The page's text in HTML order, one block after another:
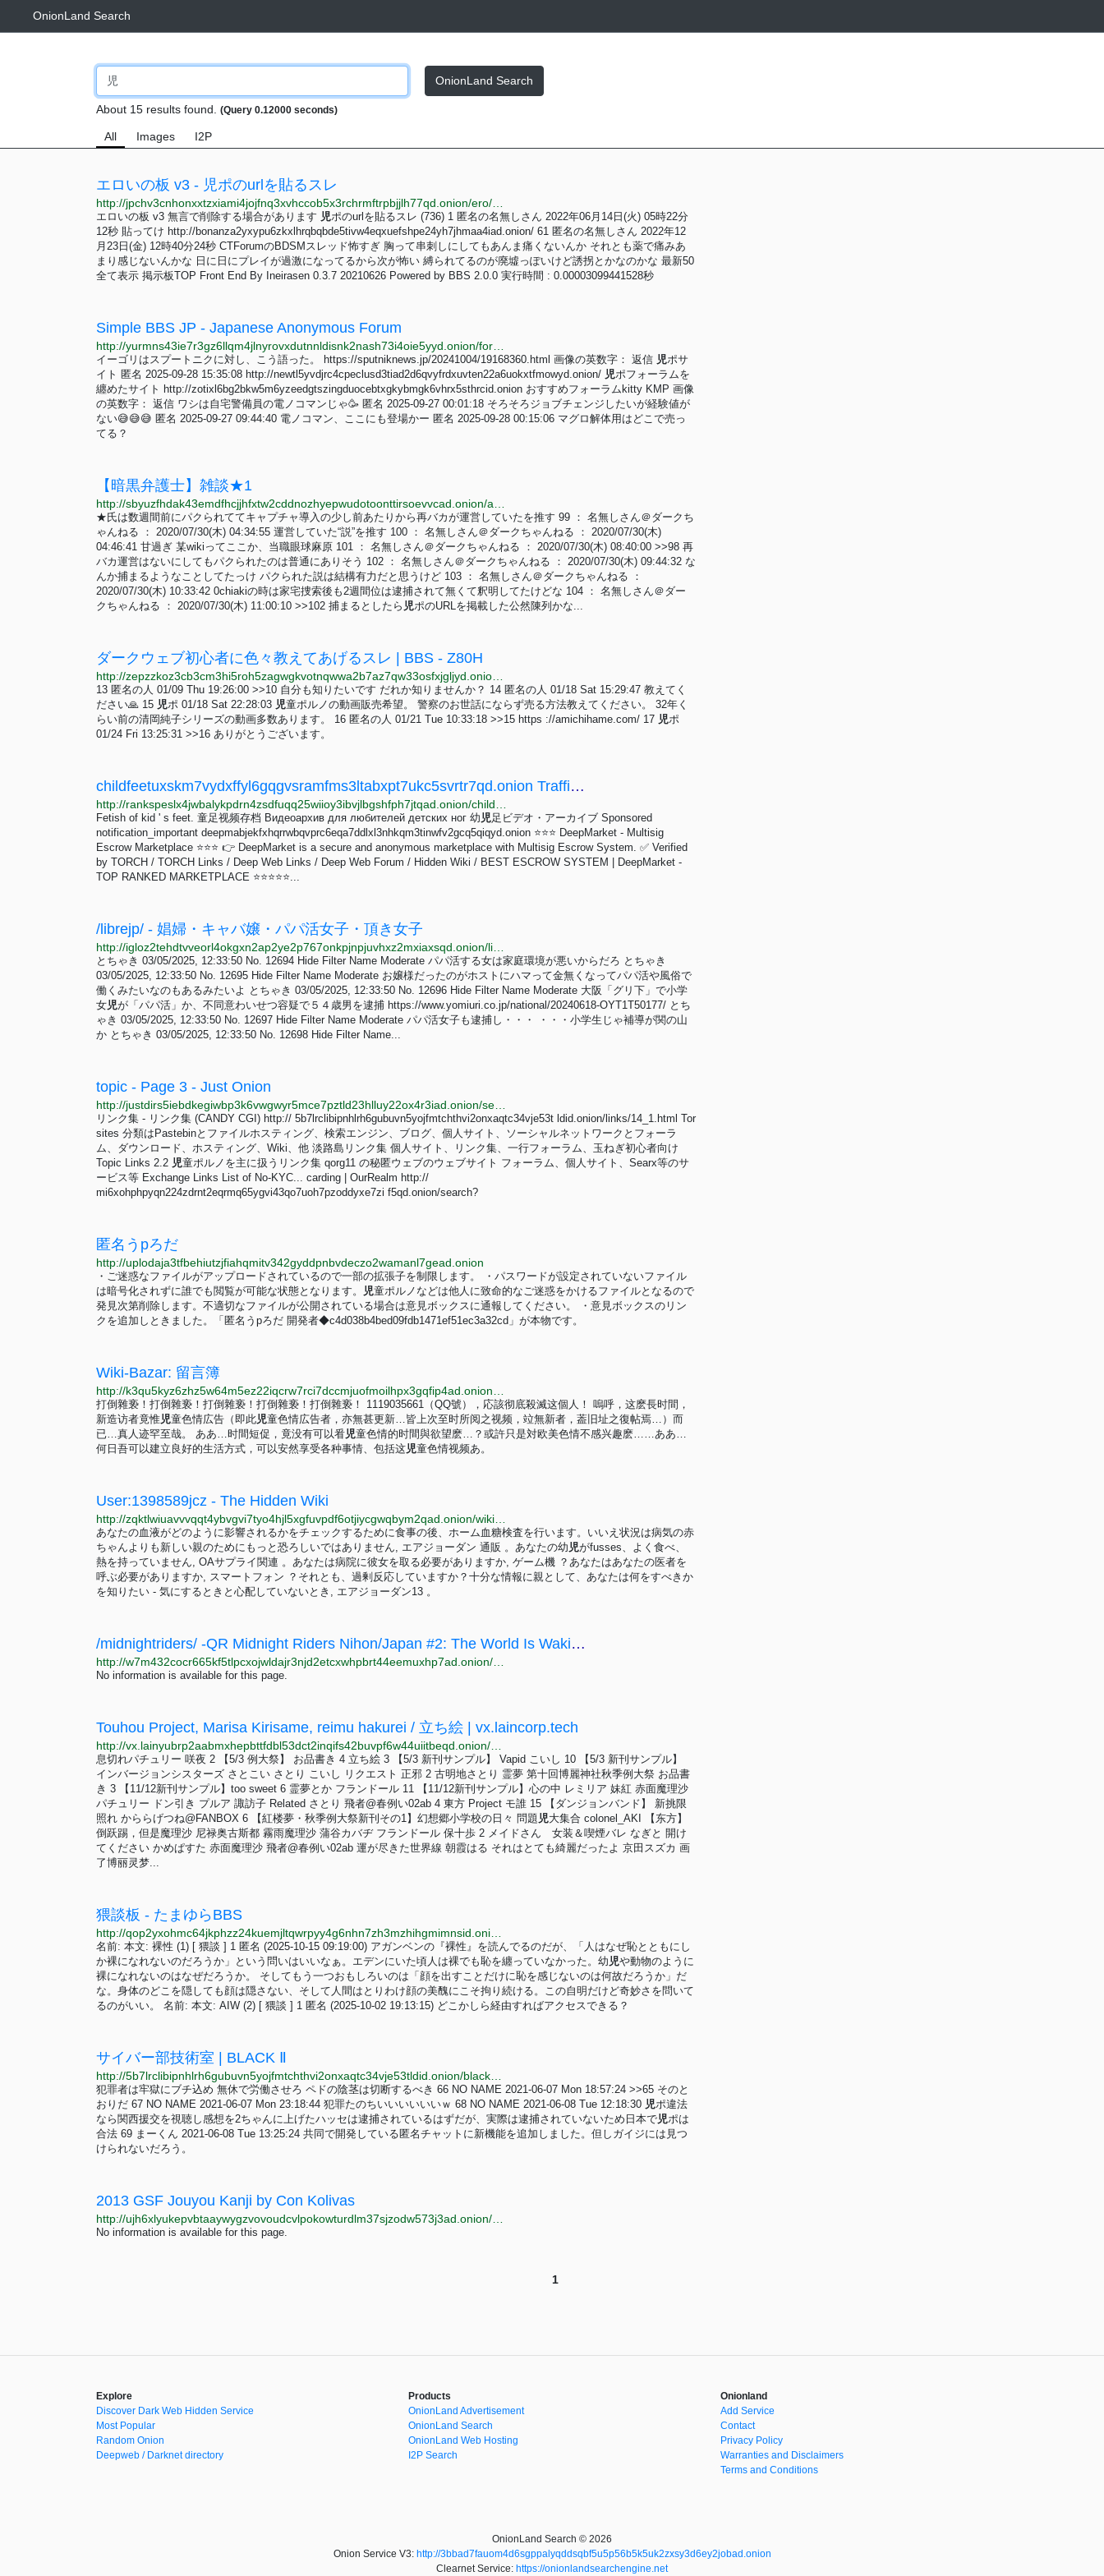
OnionLand Search
OnionLand Search
About 15 results found. (Query 0.12000 seconds)
All Images I2P
エロいの板 v3 - 児ポのurlを貼るスレ
エロいの板 v3 無言で削除する場合があります 児ポのurlを貼るスレ (736) 1 匿名の名無しさん 2022年06月14日(火) 05時22分
12秒 貼ってけ http://bonanza2yxypu6zkxlhrqbqbde5tivw4eqxuefshpe24yh7jhmaa4iad.onion/ 61 匿名の名無しさん 2022年12
月23日(金) 12時40分24秒 CTForumのBDSMスレッド怖すぎ 胸って串刺しにしてもあんま痛くないんか それとも薬で痛みあ
まり感じないんかな 日に日にプレイが過激になってるから次が怖い 縛られてるのが廃墟っぽいけど誘拐とかなのかな 最新50
全て表示 掲示板TOP Front End By Ineirasen 0.3.7 20210626 Powered by BBS 2.0.0 実行時間 : 0.00003099441528秒
Simple BBS JP - Japanese Anonymous Forum
イーゴリはスプートニクに対し、こう語った。 https://sputniknews.jp/20241004/19168360.html 画像の英数字： 返信 児ポサ
イト 匿名 2025-09-28 15:35:08 http://newtl5yvdjrc4cpeclusd3tiad2d6qvyfrdxuvten22a6uokxtfmowyd.onion/ 児ポフォーラムを
纏めたサイト http://zotixl6bg2bkw5m6yzeedgtszingduocebtxgkybmgk6vhrx5sthrcid.onion おすすめフォーラムkitty KMP 画像
の英数字： 返信 ワシは自宅警備員の電ノコマンじゃ🥳 匿名 2025-09-27 00:01:18 そろそろジョブチェンジしたいが経験値が
ない😅😅😅 匿名 2025-09-27 09:44:40 電ノコマン、ここにも登場かー 匿名 2025-09-28 00:15:06 マグロ解体用はどこで売っ
てる？
【暗黒弁護士】雑談★1
★氏は数週間前にパクられててキャプチャ導入の少し前あたりから再バカが運営していたを推す 99 ： 名無しさん＠ダークち
ゃんねる ： 2020/07/30(木) 04:34:55 運営していた“説”を推す 100 ： 名無しさん＠ダークちゃんねる ： 2020/07/30(木)
04:46:41 甘過ぎ 某wikiってここか、当職眼球麻原 101 ： 名無しさん＠ダークちゃんねる ： 2020/07/30(木) 08:40:00 >>98 再
バカ運営はないにしてもパクられたのは普通にありそう 102 ： 名無しさん＠ダークちゃんねる ： 2020/07/30(木) 09:44:32 な
んか捕まるようなことしてたっけ パクられた説は結構有力だと思うけど 103 ： 名無しさん＠ダークちゃんねる ：
2020/07/30(木) 10:33:42 0chiakiの時は家宅捜索後も2週間位は逮捕されて無くて釈明してたけどな 104 ： 名無しさん＠ダー
クちゃんねる ： 2020/07/30(木) 11:00:10 >>102 捕まるとしたら 児ポのURLを掲載した公然陳列かな...
ダークウェブ初心者に色々教えてあげるスレ | BBS - Z80H
13 匿名の人 01/09 Thu 19:26:00 >>10 自分も知りたいです だれか知りませんか？ 14 匿名の人 01/18 Sat 15:29:47 教えてく
ださい🙏 15 児ポ 01/18 Sat 22:28:03 児童ポルノの動画販売希望。 警察のお世話にならず売る方法教えてください。 32年く
らい前の清岡純子シリーズの動画多数あります。 16 匿名の人 01/21 Tue 10:33:18 >>15 https ://amichihame.com/ 17 児ポ
01/24 Fri 13:25:31 >>16 ありがとうございます。
childfeetuxskm7vydxffyl6gqgvsramfms3ltabxpt7ukc5svrtr7qd.onion Traffic ranking
Fetish of kid ' s feet. 童足视频存档 Видеоархив для любителей детских ног 幼 児足ビデオ・アーカイブ Sponsored
notification_important deepmabjekfxhqrrwbqvprc6eqa7ddlxl3nhkqm3tinwfv2gcq5qiqyd.onion ⭐⭐⭐ DeepMarket - Multisig
Escrow Marketplace ⭐⭐⭐ 👉 DeepMarket is a secure and anonymous marketplace with Multisig Escrow System. ✅ Verified
by TORCH / TORCH Links / Deep Web Links / Deep Web Forum / Hidden Wiki / BEST ESCROW SYSTEM | DeepMarket -
TOP RANKED MARKETPLACE ⭐⭐⭐⭐⭐...
/librejp/ - 娼婦・キャバ嬢・パパ活女子・頂き女子
とちゃき 03/05/2025, 12:33:50 No. 12694 Hide Filter Name Moderate パパ活する女は家庭環境が悪いからだろ とちゃき
03/05/2025, 12:33:50 No. 12695 Hide Filter Name Moderate お嬢様だったのがホストにハマって金無くなってパパ活や風俗で
働くみたいなのもあるみたいよ とちゃき 03/05/2025, 12:33:50 No. 12696 Hide Filter Name Moderate 大阪「グリ下」で小学
女児が「パパ活」か、不同意わいせつ容疑で５４歳男を逮捕 https://www.yomiuri.co.jp/national/20240618-OYT1T50177/ とち
ゃき 03/05/2025, 12:33:50 No. 12697 Hide Filter Name Moderate パパ活女子も逮捕し・・・ ・・・小学生じゃ補導が関の山
か とちゃき 03/05/2025, 12:33:50 No. 12698 Hide Filter Name...
topic - Page 3 - Just Onion
リンク集 - リンク集 (CANDY CGI) http:// 5b7lrclibipnhlrh6gubuvn5yojfmtchthvi2onxaqtc34vje53t ldid.onion/links/14_1.html Tor
sites 分類はPastebinとファイルホスティング、検索エンジン、ブログ、個人サイト、ソーシャルネットワークとフォーラ
ム、ダウンロード、ホスティング、Wiki、他 淡路島リンク集 個人サイト、リンク集、一行フォーラム、玉ねぎ初心者向け
Topic Links 2.2 児童ポルノを主に扱うリンク集 qorg11 の秘匿ウェブのウェブサイト フォーラム、個人サイト、Searx等のサ
ービス等 Exchange Links List of No-KYC... carding | OurRealm http://
mi6xohphpyqn224zdrnt2eqrmq65ygvi43qo7uoh7pzoddyxe7zi f5qd.onion/search?
匿名うpろだ
http://uplodaja3tfbehiutzjfiahqmitv342gyddpnbvdeczo2wamanl7gead.onion
・ご迷惑なファイルがアップロードされているので一部の拡張子を制限します。 ・パスワードが設定されていないファイル
は暗号化されずに誰でも閲覧が可能な状態となります。
児童ポルノなどは他人に致命的なご迷惑をかけるファイルとなるので
発見次第削除します。不適切なファイルが公開されている場合は意見ボックスに通報してください。 ・意見ボックスのリン
クを追加しときました。「匿名うpろだ 開発者◆c4d038b4bed09fdb1471ef51ec3a32cd」が本物です。
Wiki-Bazar: 留言簿
打倒雜亵！打倒雜亵！打倒雜亵！打倒雜亵！打倒雜亵！ 1119035661（QQ號），応該彻底殺滅这個人！ 嗚呼，这麽長时間，
新造访者竟惟児童色情広告（即此児童色情広告者，亦無甚更新…皆上次至时所阅之视频，竝無新者，葢旧址之復帖焉…）而
已…真人迹罕至哉。 ああ…时間短促，竟没有可以㸔児童色情的时間與欲望麽…？或許只是対欧美色情不感兴趣麽……ああ…
何日吾可以建立良好的生活方式，可以安然享受各种事情、包括这児童色情视频あ。
User:1398589jcz - The Hidden Wiki
あなたの血液がどのように影響されるかをチェックするために食事の後、ホーム血糖検査を行います。いいえ状況は病気の赤
ちゃんよりも新しい親のためにもっと恐ろしいではありません, エアジョーダン 通販 。あなたの幼 児がfusses、よく食べ、
熱を持っていません, OAサプライ関連 。あなたは病院に彼女を取る必要がありますか, ゲーム機 ？あなたはあなたの医者を
呼ぶ必要がありますか, スマートフォン ？それとも、過剰反応していますか？十分な情報に親として、あなたは何をすべきか
を知りたい - 気にするときと心配していないとき, エアジョーダン13 。
/midnightriders/ -QR Midnight Riders Nihon/Japan #2: The World Is Waking Up Edition
No information is available for this page.
Touhou Project, Marisa Kirisame, reimu hakurei / 立ち絵 | vx.laincorp.tech
息切れパチュリー 咲夜 2 【5/3 例大祭】 お品書き 4 立ち絵 3 【5/3 新刊サンプル】 Vapid こいし 10 【5/3 新刊サンプル】
インバージョンシスターズ さとこい さとり こいし リクエスト 正邪 2 古明地さとり 霊夢 第十回博麗神社秋季例大祭 お品書
き 3 【11/12新刊サンプル】too sweet 6 霊夢とか フランドール 11 【11/12新刊サンプル】心の中 レミリア 妹紅 赤面魔理沙
パチュリー ドン引き プルア 諏訪子 Related さとり 飛者@春例い02ab 4 東方 Project モ誰 15 【ダンジョンバンド】 新挑限
照れ かららげつね@FANBOX 6 【紅楼夢・秋季例大祭新刊その1】幻想郷小学校の日々 問題 児大集合 colonel_AKI 【东方】
倒跃踢，但是魔理沙 尼禄奥古斯都 霧雨魔理沙 蒲谷カバヂ フランドール 保十歩 2 メイドさん 女装＆喫煙バレ なぎと 開け
てください かめぱすた 赤面魔理沙 飛者@春例い02ab 運が尽きた世界線 朝霞はる それはとても綺麗だったよ 京田スズカ 画
了博丽灵梦...
猥談板 - たまゆらBBS
名前: 本文: 裸性 (1) [ 猥談 ] 1 匿名 (2025-10-15 09:19:00) アガンベンの『裸性』を読んでるのだが、「人はなぜ恥とともにし
か裸になれないのだろうか」という問いはいいなぁ。エデンにいた頃人は裸でも恥を纏っていなかった。幼 児や動物のように
裸になれないのはなぜだろうか。 そしてもう一つおもしろいのは「顔を出すことだけに恥を感じないのは何故だろうか」だ
な。身体のどこを隠しても顔は隠さない、そして人間はとりわけ顔の美醜にこそ拘り続ける。この自明だけど奇妙さを問いて
るのがいい。 名前: 本文: AIW (2) [ 猥談 ] 1 匿名 (2025-10-02 19:13:15) どこかしら経由すればアクセスできる？
サイバー部技術室 | BLACK Ⅱ
犯罪者は牢獄にブチ込め 無休で労働させろ ペドの陰茎は切断するべき 66 NO NAME 2021-06-07 Mon 18:57:24 >>65 そのと
おりだ 67 NO NAME 2021-06-07 Mon 23:18:44 犯罪たのちいいいいいいｗ 68 NO NAME 2021-06-08 Tue 12:18:30 児ポ違法
なら関西援交を視聴し感想を2ちゃんに上げたハッセは逮捕されているはずだが、実際は逮捕されていないため日本で児ポは
合法 69 まーくん 2021-06-08 Tue 13:25:24 共同で開発している匿名チャットに新機能を追加しました。但しガイジには見つ
けられないだろう。
2013 GSF Jouyou Kanji by Con Kolivas
No information is available for this page.
1
Explore
Discover Dark Web Hidden Service
Most Popular
Random Onion
Deepweb / Darknet directory
Products
OnionLand Advertisement
OnionLand Search
OnionLand Web Hosting
I2P Search
Onionland
Add Service
Contact
Privacy Policy
Warranties and Disclaimers
Terms and Conditions
OnionLand Search © 2026
Onion Service V3: http://3bbad7fauom4d6sgppalyqddsqbf5u5p56b5k5uk2zxsy3d6ey2jobad.onion
Clearnet Service: https://onionlandsearchengine.net